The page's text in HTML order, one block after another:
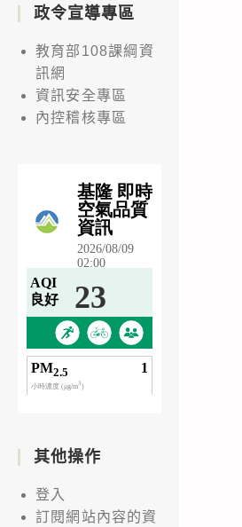
政令宣導專區
教育部108課綱資
訊網
資訊安全專區
內控稽核專區
其他操作
登入
訂閱網站內容的資